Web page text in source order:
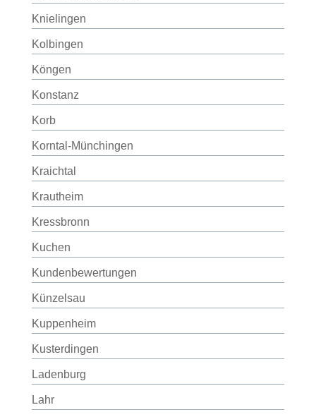
Knielingen
Kolbingen
Köngen
Konstanz
Korb
Korntal-Münchingen
Kraichtal
Krautheim
Kressbronn
Kuchen
Kundenbewertungen
Künzelsau
Kuppenheim
Kusterdingen
Ladenburg
Lahr